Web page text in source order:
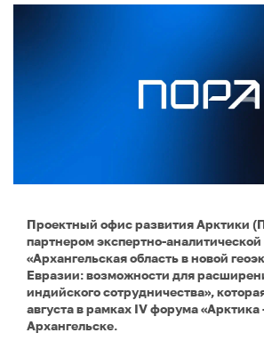
Проектный офис развития Арктики
партнером экспертно-аналитической
«Архангельская область в новой
Евразии: возможности для
индийского сотрудничества»,
августа в рамках IV форума «Арктика
Архангельске.